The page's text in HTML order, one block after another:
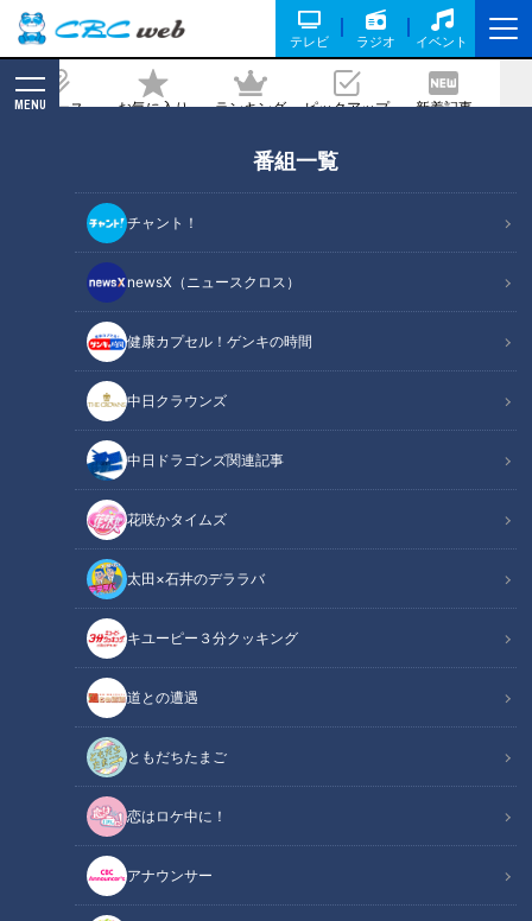
テレビ ラジオ イベント
ニュース お気に入り ランキング ピックアップ 新着記事
MENU
番組一覧
チャント！
newsX（ニュースクロス）
健康カプセル！ゲンキの時間
中日クラウンズ
中日ドラゴンズ関連記事
花咲かタイムズ
太田×石井のデララバ
キユーピー３分クッキング
道との遭遇
ともだちたまご
恋はロケ中に！
アナウンサー
ヤセ脳に変える方法
2020/04/05 07:30
健康カプセル！ゲンキの時間
「健康カプセル！ゲンキの時間」アーカイブ
サマリーSummary
ゲスト:内山信二
ゲンキスチューデント:馬場ももこ
ゲンキリサーチャー:ハマカーン